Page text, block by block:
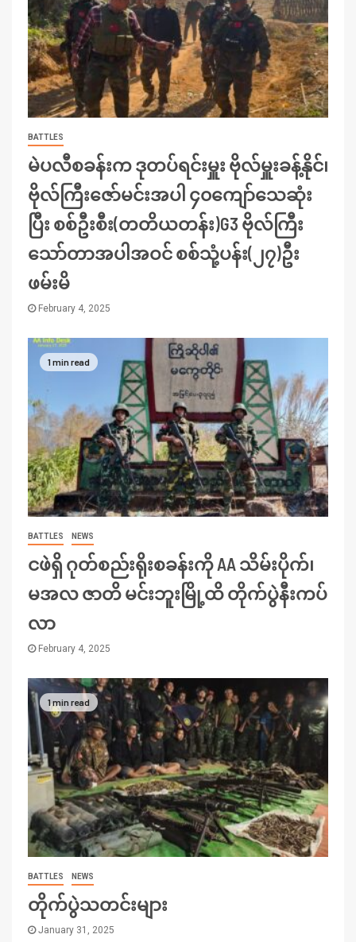
BATTLES
မဲပလီစခန်းက ဒုတပ်ရင်းမှူး ဗိုလ်မှူးခန့်နိုင်၊
ဗိုလ်ကြီးဇော်မင်းအပါ ၄၀ကျော်သေဆုံး
ပြီး စစ်ဦးစီး(တတိယတန်း)G3 ဗိုလ်ကြီး
သော်တာအပါအဝင် စစ်သုံ့ပန်း(၂၇)ဦး
ဖမ်းမိ
February 4, 2025
1 min read
BATTLES NEWS
ငဖဲရှိ ဂုတ်စည်းရိုးစခန်းကို AA သိမ်းပိုက်၊
မအလ ဇာတိ မင်းဘူးမြို့ထိ တိုက်ပွဲနီးကပ်
လာ
February 4, 2025
1 min read
BATTLES NEWS
တိုက်ပွဲသတင်းများ
January 31, 2025